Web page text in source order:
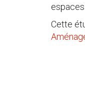
Cette